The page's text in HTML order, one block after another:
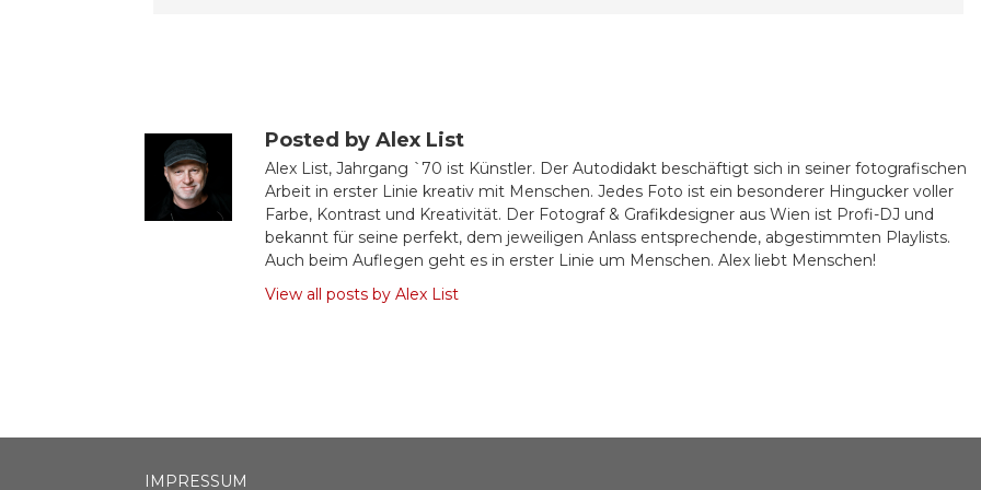
Posted by Alex List
Alex List, Jahrgang `70 ist Künstler. Der Autodidakt beschäftigt sich in seiner fotografischen
Arbeit in erster Linie kreativ mit Menschen. Jedes Foto ist ein besonderer Hingucker voller
Farbe, Kontrast und Kreativität. Der Fotograf & Grafikdesigner aus Wien ist Profi-DJ und
bekannt für seine perfekt, dem jeweiligen Anlass entsprechende, abgestimmten Playlists.
Auch beim Auflegen geht es in erster Linie um Menschen. Alex liebt Menschen!
View all posts by Alex List
IMPRESSUM